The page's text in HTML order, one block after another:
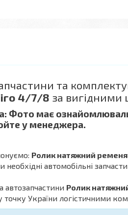
та
4/7/8 за вигідними
Фото має
у менеджера.
Ролик натяжний
необхідні автомобільні
автозапчастини Ролик
точку України логістичними